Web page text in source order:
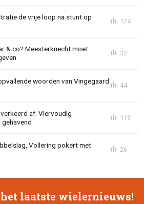
de vrije loop na stunt op
174
& co? Meesterknecht moet
32
woorden van Vingegaard
44
af: Viervoudig
119
Vollering pokert met
26
laatste wielernieuws!